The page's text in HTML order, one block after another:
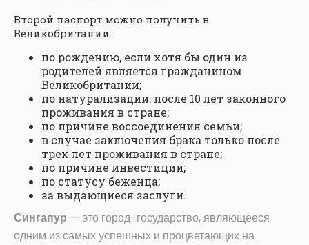
Второй паспорт можно получить в
Великобритании:
по рождению, если хотя бы один из
родителей является гражданином
Великобритании;
по натурализации: после 10 лет законного
проживания в стране;
по причине воссоединения семьи;
в случае заключения брака только после
трех лет проживания в стране;
по причине инвестиции;
по статусу беженца;
за выдающиеся заслуги.
Сингапур — это город-государство, являющееся
одним из самых успешных и процветающих на